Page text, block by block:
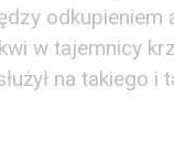
w tajemnicy
na takiego i